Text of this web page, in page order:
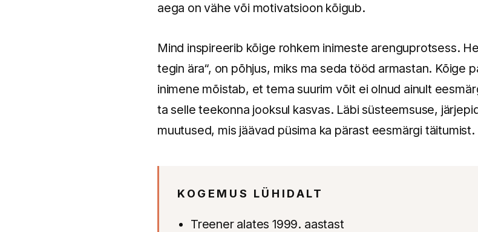
aega on vähe või motivatsioon kõigub.
Mind inspireerib kõige rohkem inimeste arenguprotsess.
tegin ära“, on põhjus, miks ma seda tööd armastan. Kõige
inimene mõistab, et tema suurim võit ei olnud ainult
ta selle teekonna jooksul kasvas. Läbi süsteemsuse,
muutused, mis jäävad püsima ka pärast eesmärgi täitumist.
KOGEMUS LÜHIDALT
Treener alates 1999. aastast